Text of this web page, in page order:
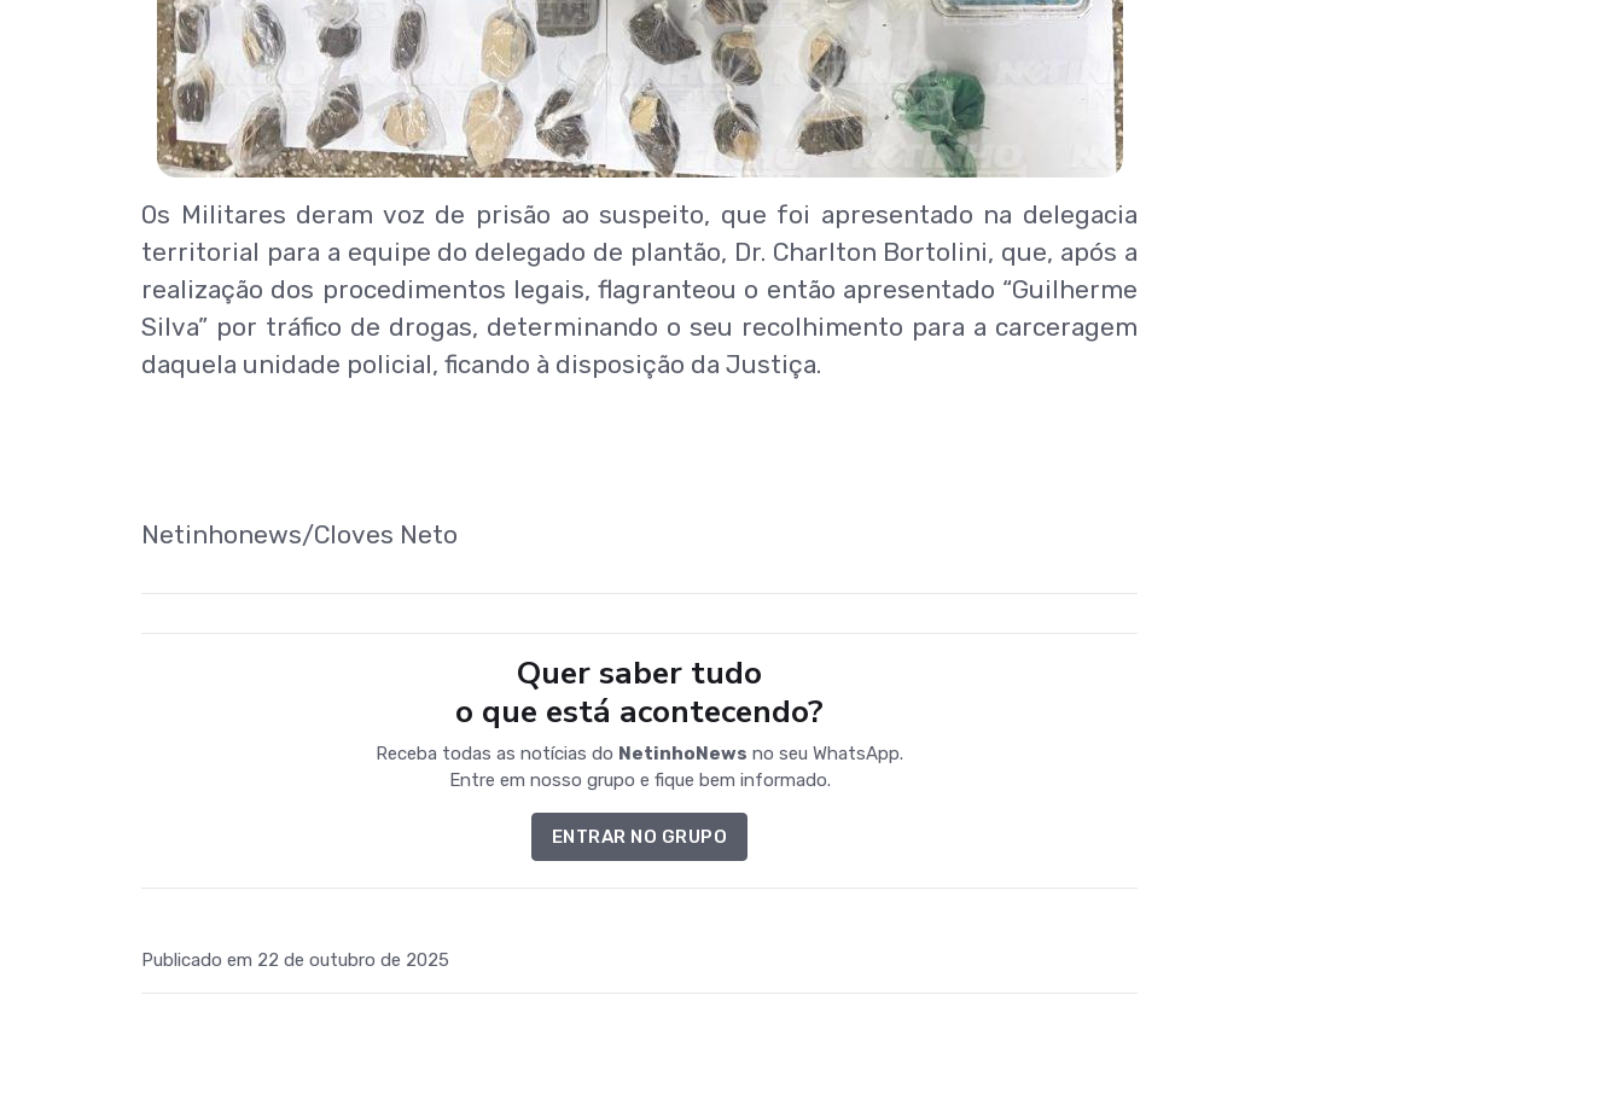
Os Militares deram voz de prisão ao suspeito, que foi apresentado na delegacia
territorial para a equipe do delegado de plantão, Dr. Charlton Bortolini, que, após a
realização dos procedimentos legais, flagranteou o então apresentado “Guilherme
Silva” por tráfico de drogas, determinando o seu recolhimento para a carceragem
daquela unidade policial, ficando à disposição da Justiça.
Netinhonews/Cloves Neto
Quer saber tudo
o que está acontecendo?
Receba todas as notícias do NetinhoNews no seu WhatsApp.
Entre em nosso grupo e fique bem informado.
ENTRAR NO GRUPO
Publicado em 22 de outubro de 2025